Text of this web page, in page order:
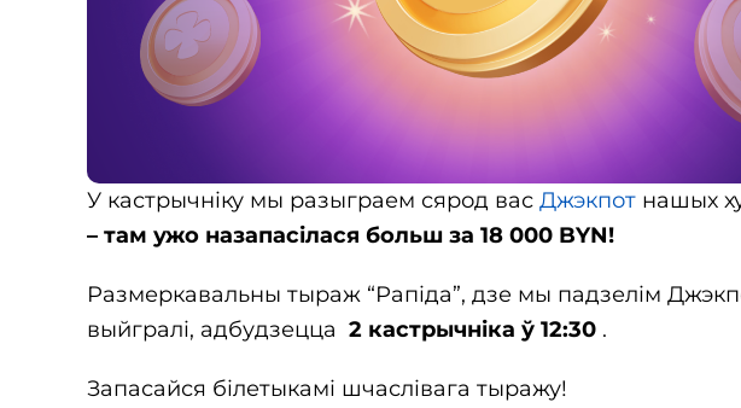
У кастрычніку мы разыграем сярод вас Джэкпот нашых
– там ужо назапасілася больш за 18 000 BYN!
Размеркавальны тыраж “Рапіда”, дзе мы падзелім
выйгралі, адбудзецца 2 кастрычніка ў 12:30 .
Запасайся білетыкамі шчаслівага тыражу!